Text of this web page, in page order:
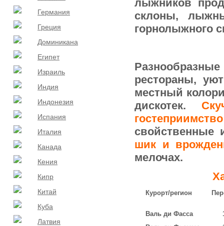
Германия
Греция
Доминикана
Египет
Израиль
Индия
Индонезия
Испания
Италия
Канада
Кения
Кипр
Китай
Куба
Латвия
лыжников
склоны,
горнолыжного
рестораны,
местный
дискотек.
свойственные
шик и
мелочах.
Курорт/регион
Валь ди Фасса